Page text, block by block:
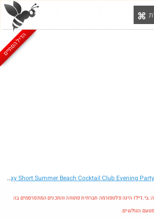
חברתית פתוחה והתכנים המתפרסמים בה הינם מטעם הגולשים.הדיל הסתיים
- Ever Pretty Sexy Short Summer Beach Cocktail Club Evening
בי.דילז הינה פלטפורמה חברתית פתוחה והתכנים המתפרסמים בה
הגולשים.